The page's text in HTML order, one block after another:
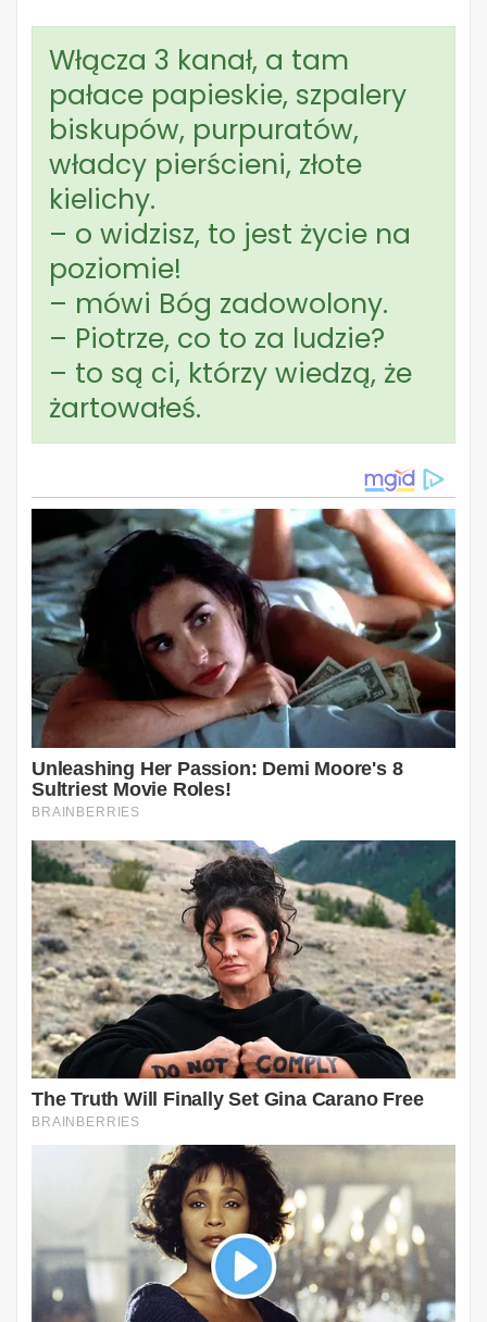
Włącza 3 kanał, a tam
pałace papieskie, szpalery
biskupów, purpuratów,
władcy pierścieni, złote
kielichy.
– o widzisz, to jest życie na
poziomie!
– mówi Bóg zadowolony.
– Piotrze, co to za ludzie?
– to są ci, którzy wiedzą, że
żartowałeś.